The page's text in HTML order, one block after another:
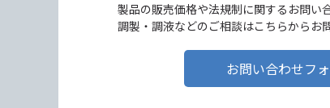
製品の販売価格や法規制に関するお問い
調製・調液などのご相談はこちらからお
お問い合わせフ